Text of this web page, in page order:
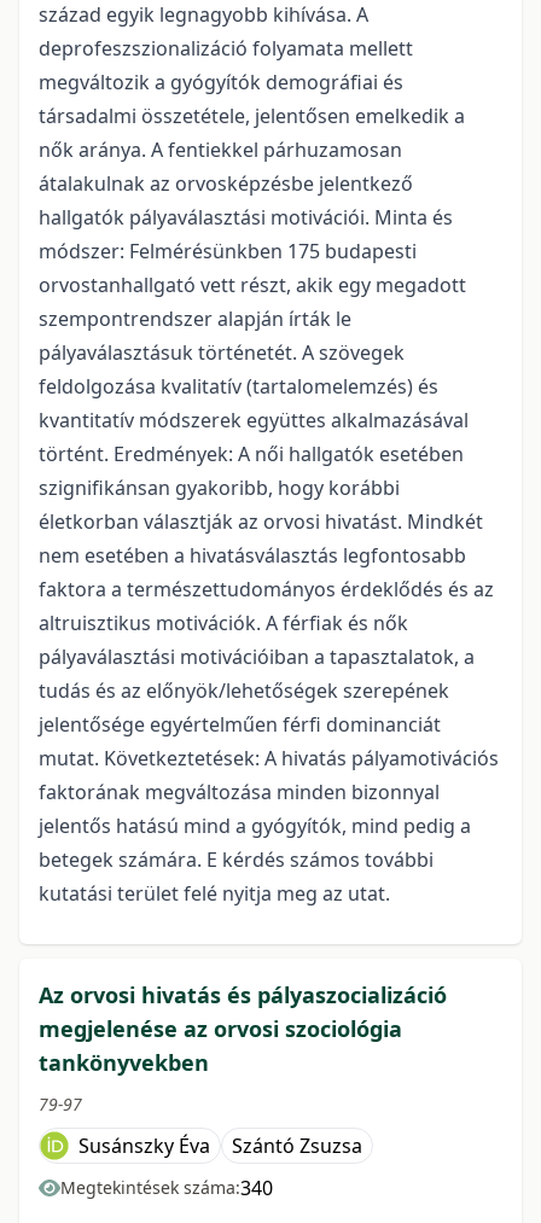
század egyik legnagyobb kihívása. A
deprofeszszionalizáció folyamata mellett
megváltozik a gyógyítók demográfiai és
társadalmi összetétele, jelentősen emelkedik a
nők aránya. A fentiekkel párhuzamosan
átalakulnak az orvosképzésbe jelentkező
hallgatók pályaválasztási motivációi. Minta és
módszer: Felmérésünkben 175 budapesti
orvostanhallgató vett részt, akik egy megadott
szempontrendszer alapján írták le
pályaválasztásuk történetét. A szövegek
feldolgozása kvalitatív (tartalomelemzés) és
kvantitatív módszerek együttes alkalmazásával
történt. Eredmények: A női hallgatók esetében
szignifikánsan gyakoribb, hogy korábbi
életkorban választják az orvosi hivatást. Mindkét
nem esetében a hivatásválasztás legfontosabb
faktora a természettudományos érdeklődés és az
altruisztikus motivációk. A férfiak és nők
pályaválasztási motivációiban a tapasztalatok, a
tudás és az előnyök/lehetőségek szerepének
jelentősége egyértelműen férfi dominanciát
mutat. Következtetések: A hivatás pályamotivációs
faktorának megváltozása minden bizonnyal
jelentős hatású mind a gyógyítók, mind pedig a
betegek számára. E kérdés számos további
kutatási terület felé nyitja meg az utat.
Az orvosi hivatás és pályaszocializáció
megjelenése az orvosi szociológia
tankönyvekben
79-97
Susánszky Éva Szántó Zsuzsa
Megtekintések száma:340